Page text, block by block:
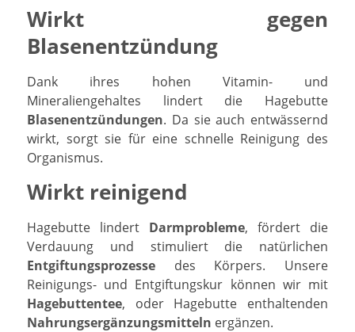
Wirkt gegen
Blasenentzündung
Dank ihres hohen Vitamin- und
Mineraliengehaltes lindert die Hagebutte
Blasenentzündungen. Da sie auch entwässernd
wirkt, sorgt sie für eine schnelle Reinigung des
Organismus.
Wirkt reinigend
Hagebutte lindert Darmprobleme, fördert die
Verdauung und stimuliert die natürlichen
Entgiftungsprozesse des Körpers. Unsere
Reinigungs- und Entgiftungskur können wir mit
Hagebuttentee, oder Hagebutte enthaltenden
Nahrungsergänzungsmitteln ergänzen.